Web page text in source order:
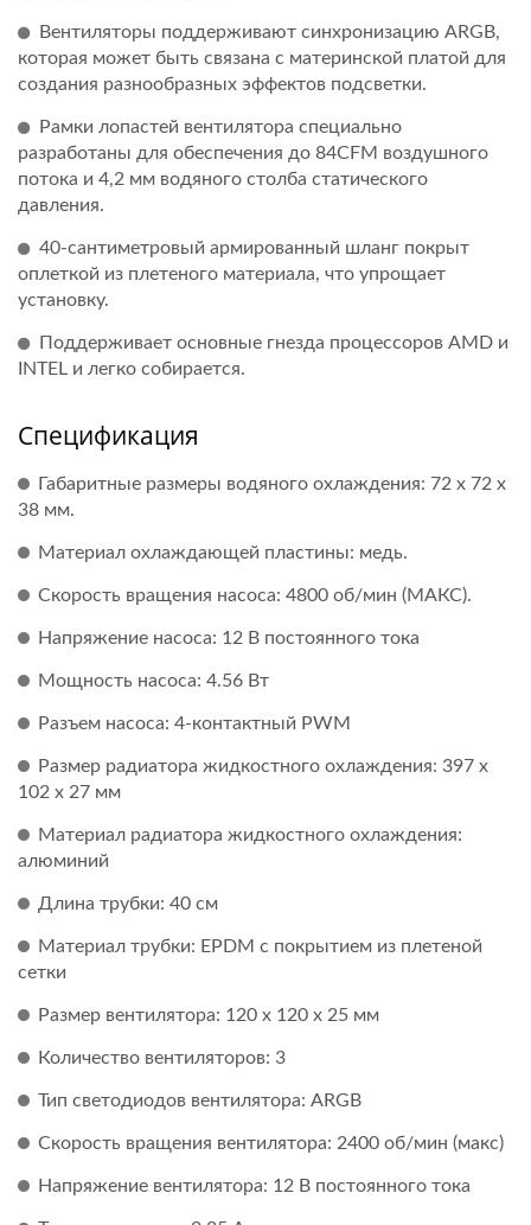
Вентиляторы поддерживают синхронизацию ARGB,
которая может быть связана с материнской платой для
создания разнообразных эффектов подсветки.
Рамки лопастей вентилятора специально
разработаны для обеспечения до 84CFM воздушного
потока и 4,2 мм водяного столба статического
давления.
40-сантиметровый армированный шланг покрыт
оплеткой из плетеного материала, что упрощает
установку.
Поддерживает основные гнезда процессоров AMD и
INTEL и легко собирается.
Спецификация
Габаритные размеры водяного охлаждения: 72 x 72 x
38 мм.
Материал охлаждающей пластины: медь.
Скорость вращения насоса: 4800 об/мин (МАКС).
Напряжение насоса: 12 В постоянного тока
Мощность насоса: 4.56 Вт
Разъем насоса: 4-контактный PWM
Размер радиатора жидкостного охлаждения: 397 x
102 x 27 мм
Материал радиатора жидкостного охлаждения:
алюминий
Длина трубки: 40 см
Материал трубки: EPDM с покрытием из плетеной
сетки
Размер вентилятора: 120 x 120 x 25 мм
Количество вентиляторов: 3
Тип светодиодов вентилятора: ARGB
Скорость вращения вентилятора: 2400 об/мин (макс)
Напряжение вентилятора: 12 В постоянного тока